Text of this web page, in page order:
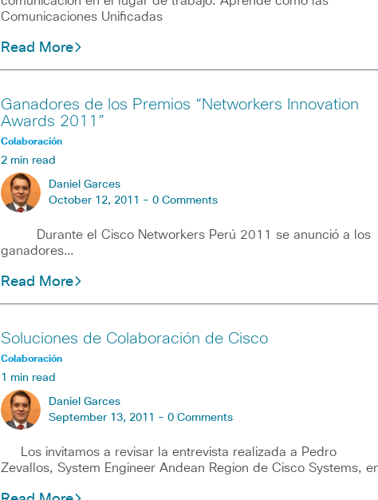
Comunicaciones Unificadas
Read More
Ganadores de los Premios “Networkers Innovation
Awards 2011”
Colaboración
2 min read
Daniel Garces
October 12, 2011 - 0 Comments
Durante el Cisco Networkers Perú 2011 se anunció a los
ganadores…
Read More
Soluciones de Colaboración de Cisco
Colaboración
1 min read
Daniel Garces
September 13, 2011 - 0 Comments
Los invitamos a revisar la entrevista realizada a Pedro
Zevallos, System Engineer Andean Region de Cisco Systems,